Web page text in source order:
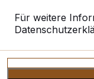
Für weitere